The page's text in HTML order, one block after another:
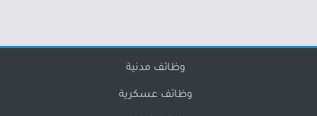
وظائف مدنية
وظائف عسكرية